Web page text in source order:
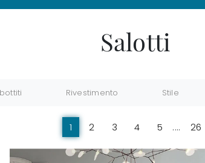
Salotti
Rivestimento Stile
1 2 3 4 5 .... 26